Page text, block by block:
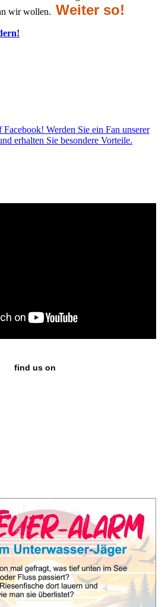
wir wollen. Weiter so!
Facebook! Werden Sie ein Fan unserer
erhalten Sie besondere Vorteile.
find us on